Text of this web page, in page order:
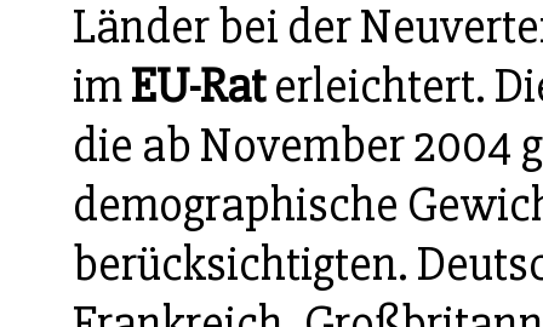
Länder bei der
imEU-Raterleichtert.
die ab November 2004
demographische
berücksichtigten.